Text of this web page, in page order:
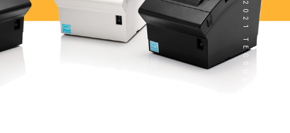
2
0
2
1
T
E
C
S